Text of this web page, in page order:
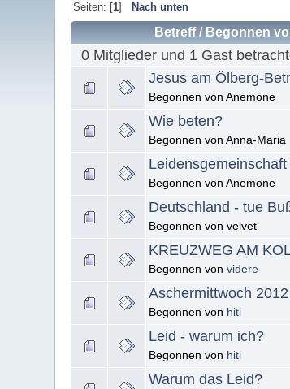
Seiten: [1] Nach unten
Betreff/ Begonnen
0 Mitglieder und 1 Gast
Jesus am Ölberg-
Begonnen von Anemone
Wie beten?
Begonnen von Anna-Maria
Begonnen von Anemone
Deutschland - tue
Begonnen von velvet
KREUZWEG AM
Begonnen vonvidere
Aschermittwoch 2012
Begonnen von hiti
Leid - warum ich?
Begonnen von hiti
Warum das Leid?